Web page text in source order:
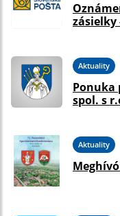
zásielky
Aktuality
Ponuka
spol. s
Aktuality